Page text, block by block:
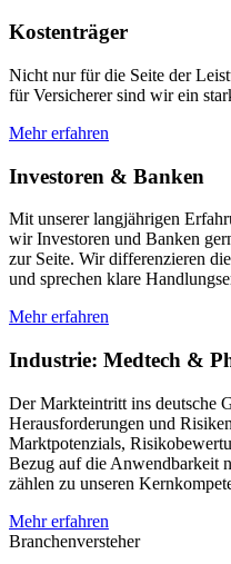
Kostenträger
Nicht nur für die Seite der
für Versicherer sind wir ein
Mehr erfahren
Investoren & Banken
Mit unserer langjährigen
wir Investoren und Banken
zur Seite. Wir differenzieren
und sprechen klare
Mehr erfahren
Industrie: Medtech &
Der Markteintritt ins deutsche
Herausforderungen und
Marktpotenzials,
Bezug auf die Anwendbarkeit
zählen zu unseren
Mehr erfahren
Branchenversteher